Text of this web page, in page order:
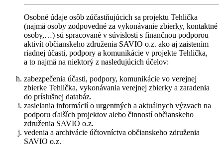
Osobné údaje osôb zúčastňujúcich sa projektu Tehlička
(najmä osoby zodpovedné za vykonávanie zbierky, kontaktné
osoby,…) sú spracované v súvislosti s finančnou podporou
aktivít občianskeho združenia SAVIO o.z. ako aj zaistením
riadnej účasti, podpory a komunikácie v projekte Tehlička,
a to najmä na niektorý z nasledujúcich účelov:
zabezpečenia účasti, podpory, komunikácie vo verejnej
zbierke Tehlička, vykonávania verejnej zbierky a zaradenia
do príslušnej databáz.
zasielania informácií o urgentných a aktuálnych výzvach na
podporu ďalších projektov alebo činností občianskeho
združenia SAVIO o.z.
vedenia a archivácie účtovníctva občianskeho združenia
SAVIO o.z.